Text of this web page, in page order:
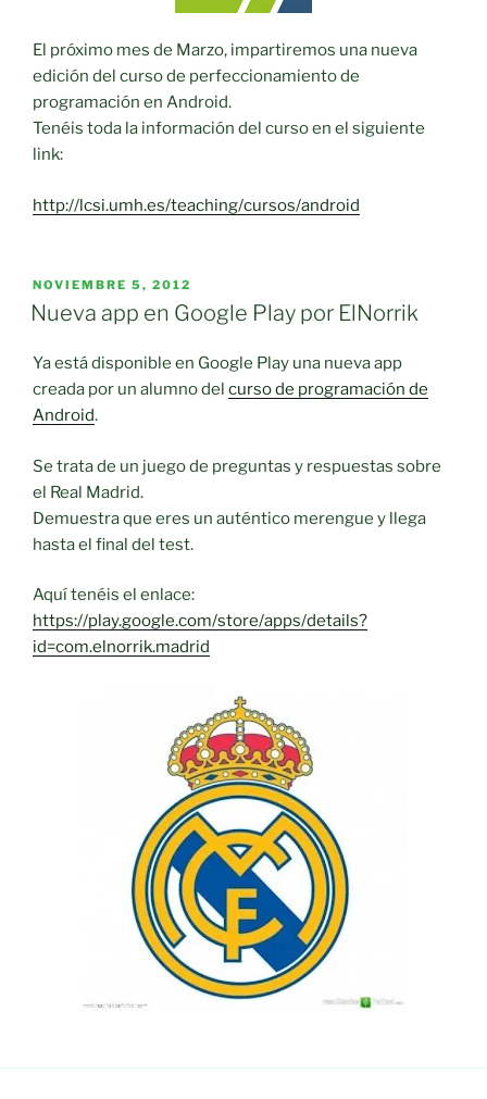
El próximo mes de Marzo, impartiremos una nueva
edición del curso de perfeccionamiento de
programación en Android.
Tenéis toda la información del curso en el siguiente
link:
http://lcsi.umh.es/teaching/cursos/android
PUBLICADO
EL
NOVIEMBRE 5, 2012
Nueva app en Google Play por ElNorrik
Ya está disponible en Google Play una nueva app
creada por un alumno del curso de programación de
Android.
Se trata de un juego de preguntas y respuestas sobre
el Real Madrid.
Demuestra que eres un auténtico merengue y llega
hasta el final del test.
Aquí tenéis el enlace:
https://play.google.com/store/apps/details?
id=com.elnorrik.madrid